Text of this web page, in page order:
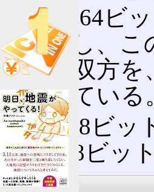
これを64ビ
を使用し、こ
ション双方を
を持っている
なお、8ビッ
しても8ビッ
オペコード